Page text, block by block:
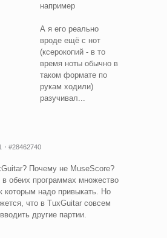
например
А я его реально
вроде ещё с нот
(ксерокопий - в то
время ноты обычно в
таком формате по
рукам ходили)
разучивал...
#28462740
Почему не MuseScore?
в обеих программах множество
которым надо привыкать. Но
что в TuxGuitar совсем
другие партии.